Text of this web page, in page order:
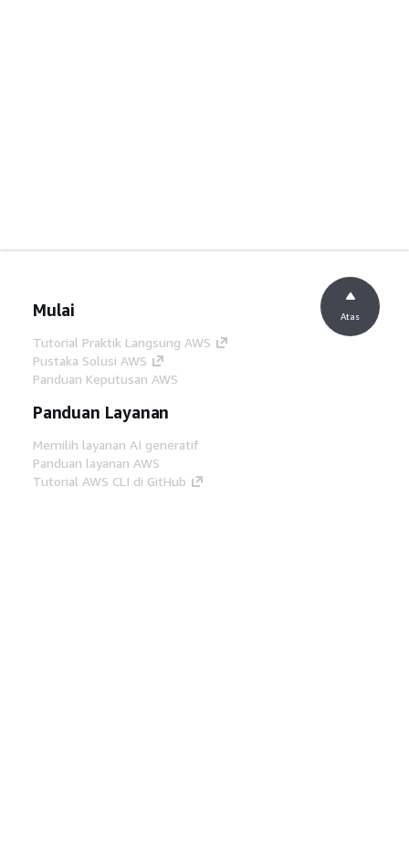
Mulai
Tutorial Praktik Langsung AWS
Pustaka Solusi AWS
Panduan Keputusan AWS
Panduan Layanan
Memilih layanan AI generatif
Panduan layanan AWS
Tutorial AWS CLI di GitHub
Atas